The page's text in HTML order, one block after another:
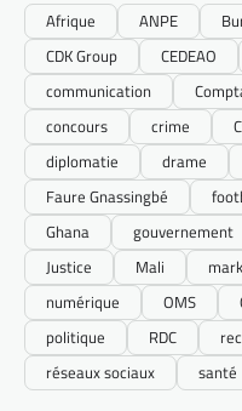
Afrique ANPE
CDK Group
CEDEAO
communication
concours
crime
diplomatie
drame
Faure Gnassingbé
Ghana
gouvernement
Justice
Mali
numérique
OMS
politique
RDC
réseaux sociaux
santé